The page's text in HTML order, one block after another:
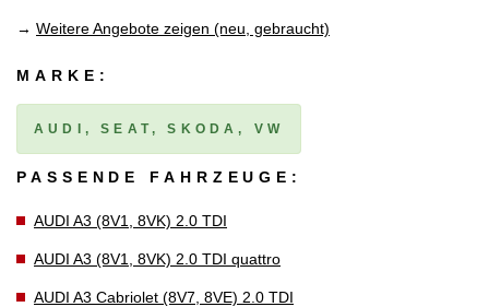
→ Weitere Angebote zeigen (neu, gebraucht)
MARKE:
AUDI, SEAT, SKODA, VW
PASSENDE FAHRZEUGE:
AUDI A3 (8V1, 8VK) 2.0 TDI
AUDI A3 (8V1, 8VK) 2.0 TDI quattro
AUDI A3 Cabriolet (8V7, 8VE) 2.0 TDI